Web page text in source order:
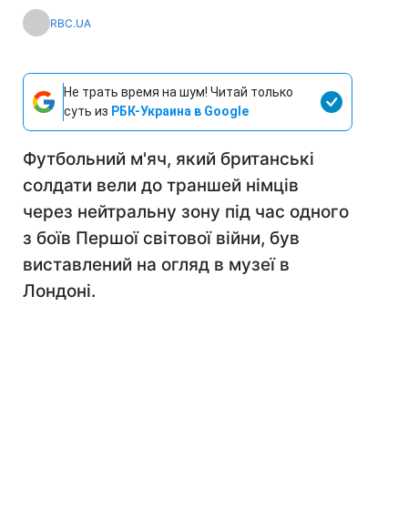
RBC.UA
Не трать время на шум! Читай только
суть из РБК-Украина в Google
Футбольний м'яч, який британські
солдати вели до траншей німців
через нейтральну зону під час одного
з боїв Першої світової війни, був
виставлений на огляд в музеї в
Лондоні.